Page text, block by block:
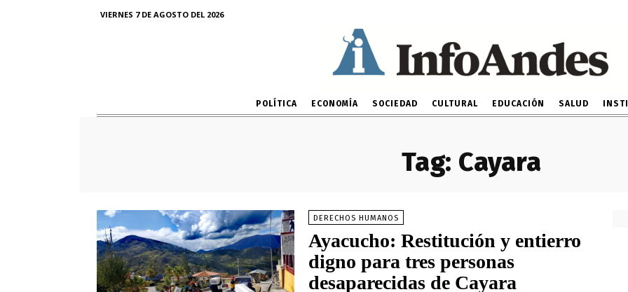
VIERNES 7 DE AGOSTO DEL 2026
POLÍTICA ECONOMÍA SOCIEDAD CULTURAL EDUCACIÓN SALUD
Tag: Cayara
DERECHOS HUMANOS
Ayacucho: Restitución y entierro
digno para tres personas
desaparecidas de Cayara